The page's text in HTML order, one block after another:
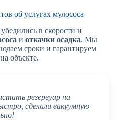
об услугах мулососа
в скорости и
и откачки осадка. Мы
сроки и гарантируем
объекте.
резервуар на
сделали вакуумную